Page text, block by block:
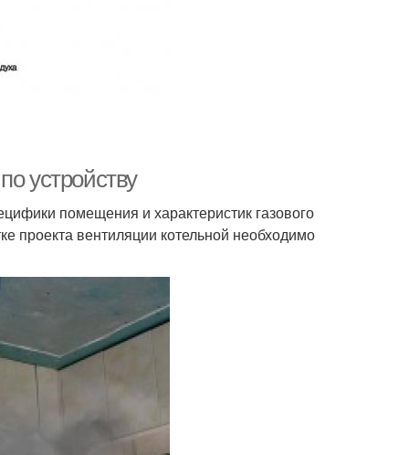
устройству
помещения и характеристик газового
проекта вентиляции котельной необходимо